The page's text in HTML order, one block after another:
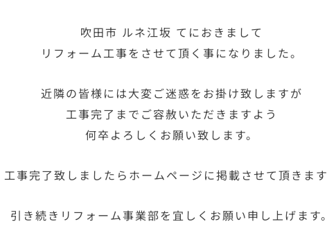
吹田市 ルネ江坂 てにおきまして
リフォーム工事をさせて頂く事になりました。
近隣の皆様には大変ご迷惑をお掛け致しますが
工事完了までご容赦いただきますよう
何卒よろしくお願い致します。
工事完了致しましたらホームページに掲載させて頂きま
引き続きリフォーム事業部を宜しくお願い申し上げます